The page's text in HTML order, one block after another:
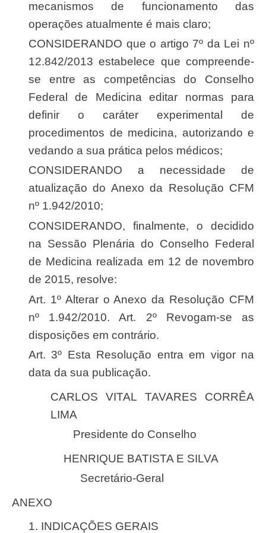
mecanismos de funcionamento das
operações atualmente é mais claro;
CONSIDERANDO que o artigo 7º da Lei nº
12.842/2013 estabelece que compreende-
se entre as competências do Conselho
Federal de Medicina editar normas para
definir o caráter experimental de
procedimentos de medicina, autorizando e
vedando a sua prática pelos médicos;
CONSIDERANDO a necessidade de
atualização do Anexo da Resolução CFM
nº 1.942/2010;
CONSIDERANDO, finalmente, o decidido
na Sessão Plenária do Conselho Federal
de Medicina realizada em 12 de novembro
de 2015, resolve:
Art. 1º Alterar o Anexo da Resolução CFM
nº 1.942/2010. Art. 2º Revogam-se as
disposições em contrário.
Art. 3º Esta Resolução entra em vigor na
data da sua publicação.
CARLOS VITAL TAVARES CORRÊA
LIMA
Presidente do Conselho
HENRIQUE BATISTA E SILVA
Secretário-Geral
ANEXO
1. INDICAÇÕES GERAIS